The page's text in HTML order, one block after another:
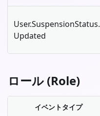
User.SuspensionStatus.
Updated
ロール (Role)
イベントタイプ